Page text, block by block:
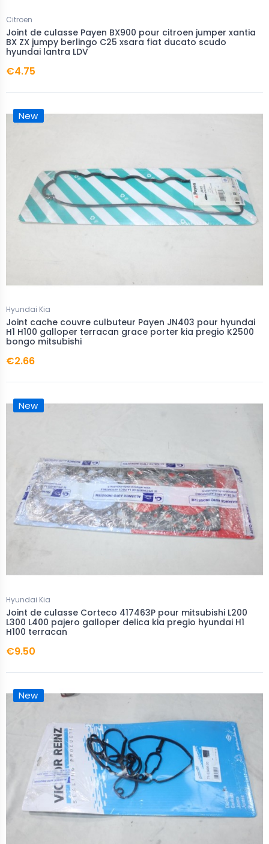
Citroen
Joint de culasse Payen BX900 pour citroen jumper xantia
BX ZX jumpy berlingo C25 xsara fiat ducato scudo
hyundai lantra LDV
€4.75
New
Hyundai Kia
Joint cache couvre culbuteur Payen JN403 pour hyundai
H1 H100 galloper terracan grace porter kia pregio K2500
bongo mitsubishi
€2.66
New
Hyundai Kia
Joint de culasse Corteco 417463P pour mitsubishi L200
L300 L400 pajero galloper delica kia pregio hyundai H1
H100 terracan
€9.50
New